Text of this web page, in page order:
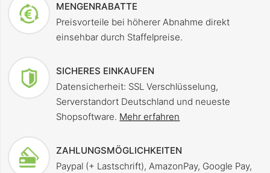
MENGENRABATTE
Preisvorteile bei höherer Abnahme direkt
einsehbar durch Staffelpreise.
SICHERES EINKAUFEN
Datensicherheit: SSL Verschlüsselung,
Serverstandort Deutschland und neueste
Shopsoftware. Mehr erfahren
ZAHLUNGSMÖGLICHKEITEN
Paypal (+ Lastschrift), AmazonPay, Google Pay,